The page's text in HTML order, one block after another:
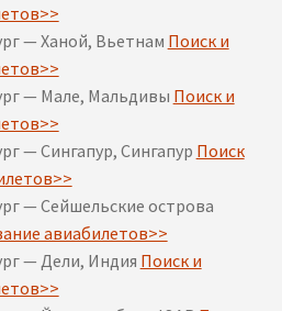
— Ханой, Вьетнам Поиск и
— Мале, Мальдивы Поиск и
— Сингапур, Сингапур Поиск
— Сейшельские острова
авиабилетов>>
— Дели, Индия Поиск и